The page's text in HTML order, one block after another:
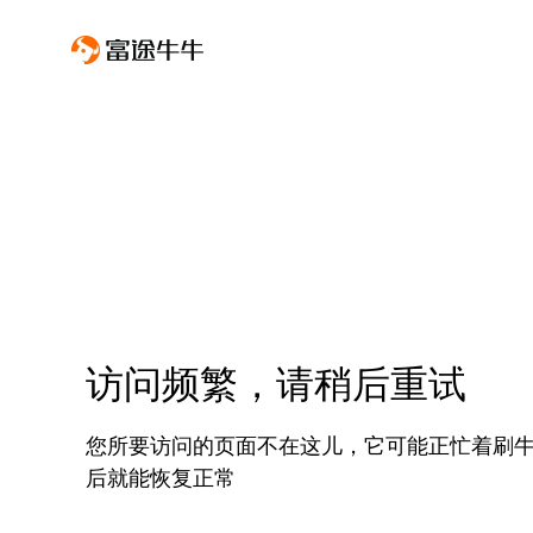
访问频繁，请稍后重试
您所要访问的页面不在这儿，它可能正忙着刷
后就能恢复正常